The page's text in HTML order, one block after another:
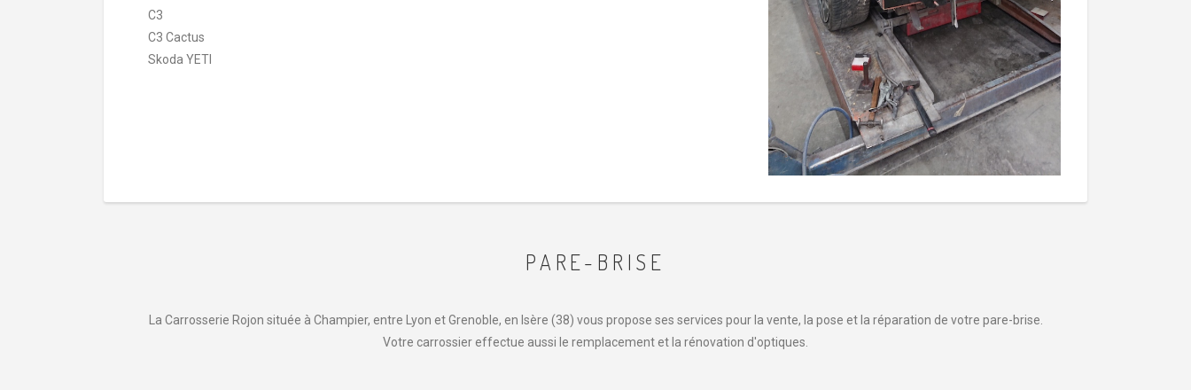
C3
C3 Cactus
Skoda YETI
PARE-BRISE
La Carrosserie Rojon située à Champier, entre Lyon et Grenoble, en Isère (38) vous propose ses services pour la vente, la pose et la réparation de votre pare-brise.
Votre carrossier effectue aussi le remplacement et la rénovation d'optiques.